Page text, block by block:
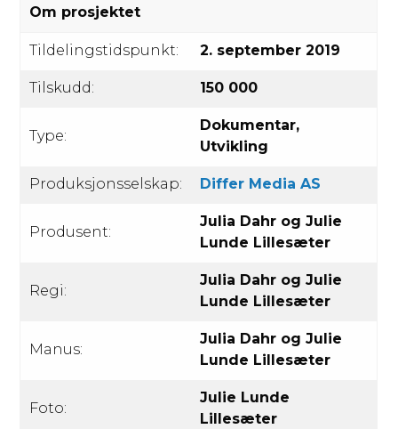
Om prosjektet
Tildelingstidspunkt: 2. september 2019
Tilskudd: 150 000
Type:
Dokumentar,
Utvikling
Produksjonsselskap: Differ Media AS
Produsent:
Julia Dahr og Julie
Lunde Lillesæter
Regi:
Julia Dahr og Julie
Lunde Lillesæter
Manus:
Julia Dahr og Julie
Lunde Lillesæter
Foto:
Julie Lunde
Lillesæter